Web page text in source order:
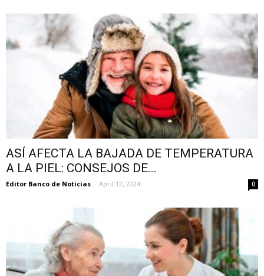
ASÍ AFECTA LA BAJADA DE TEMPERATURA
A LA PIEL: CONSEJOS DE...
Editor Banco de Noticias - April 12, 2024 0